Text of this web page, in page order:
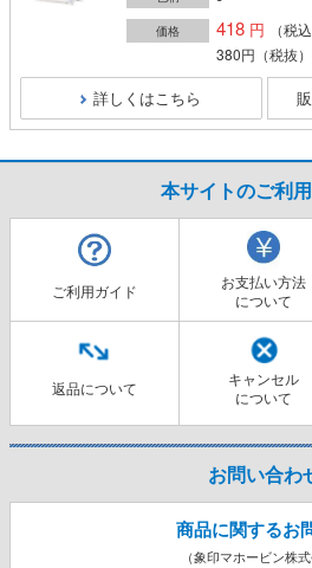
価格 418
（税込
380円 （税抜）
詳しくはこちら
本サイトのご利
ご利用ガイド
お支払い方法
について
返品について
キャンセル
について
お問い合わ
商品に関するお
（象印マホービン株式